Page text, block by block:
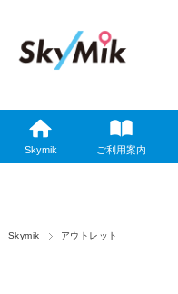
Skymik ご利用案内
Skymik アウトレット